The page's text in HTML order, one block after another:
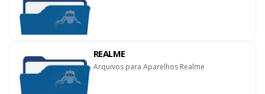
REALME
Arquivos para Aparelhos Realme